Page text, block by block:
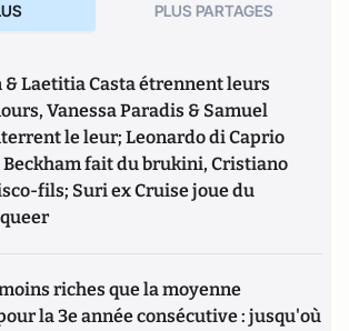
PLUS PARTAGES
& Laetitia Casta étrennent leurs
Vanessa Paradis & Samuel
le leur; Leonardo di Caprio
fait du brukini, Cristiano
fils; Suri ex Cruise joue du
riches que la moyenne
la 3e année consécutive : jusqu'où